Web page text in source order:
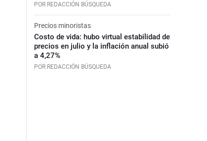
POR REDACCIÓN BÚSQUEDA
Precios minoristas
Costo de vida: hubo virtual estabilidad de
precios en julio y la inflación anual subió
a 4,27%
POR REDACCIÓN BÚSQUEDA